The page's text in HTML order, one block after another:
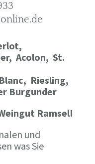
online.de
Acolon, St.
Riesling,
Burgunder
Ramsel!
und
was Sie